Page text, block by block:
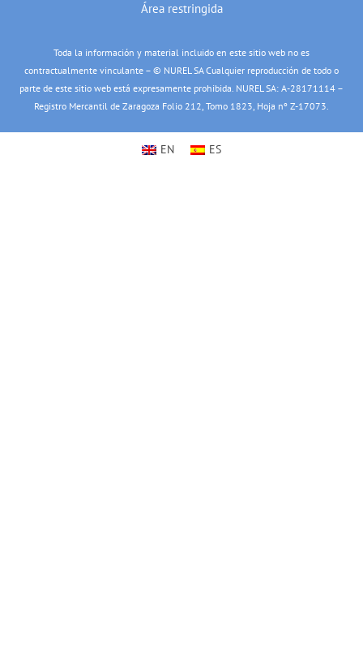
Área restringida
Toda la información y material incluido en este sitio web no es
contractualmente vinculante – © NUREL SA Cualquier reproducción de todo o
parte de este sitio web está expresamente prohibida. NUREL SA: A-28171114 –
Registro Mercantil de Zaragoza Folio 212, Tomo 1823, Hoja nº Z-17073.
EN ES